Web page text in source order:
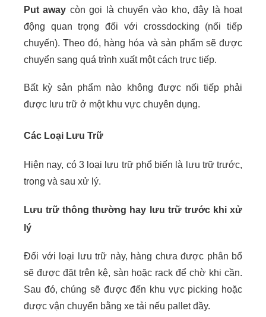
Put away còn gọi là chuyển vào kho, đây là hoạt
động quan trọng đối với crossdocking (nối tiếp
chuyến). Theo đó, hàng hóa và sản phẩm sẽ được
chuyển sang quá trình xuất một cách trực tiếp.
Bất kỳ sản phẩm nào không được nối tiếp phải
được lưu trữ ở một khu vực chuyên dụng.
Các Loại Lưu Trữ
Hiện nay, có 3 loại lưu trữ phổ biến là lưu trữ trước,
trong và sau xử lý.
Lưu trữ thông thường hay lưu trữ trước khi xử
lý
Đối với loại lưu trữ này, hàng chưa được phân bổ
sẽ được đặt trên kệ, sàn hoặc rack để chờ khi cần.
Sau đó, chúng sẽ được đến khu vực picking hoặc
được vận chuyển bằng xe tải nếu pallet đầy.